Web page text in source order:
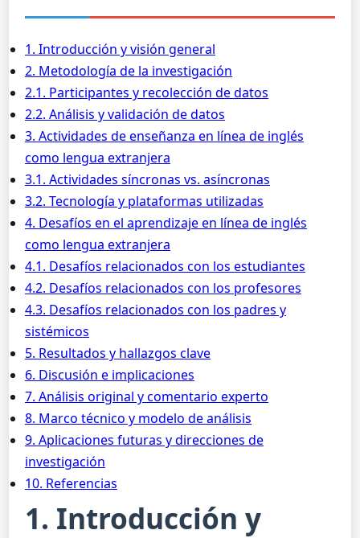
1. Introducción y visión general
2. Metodología de la investigación
2.1. Participantes y recolección de datos
2.2. Análisis y validación de datos
3. Actividades de enseñanza en línea de inglés
como lengua extranjera
3.1. Actividades síncronas vs. asíncronas
3.2. Tecnología y plataformas utilizadas
4. Desafíos en el aprendizaje en línea de inglés
como lengua extranjera
4.1. Desafíos relacionados con los estudiantes
4.2. Desafíos relacionados con los profesores
4.3. Desafíos relacionados con los padres y
sistémicos
5. Resultados y hallazgos clave
6. Discusión e implicaciones
7. Análisis original y comentario experto
8. Marco técnico y modelo de análisis
9. Aplicaciones futuras y direcciones de
investigación
10. Referencias
1. Introducción y